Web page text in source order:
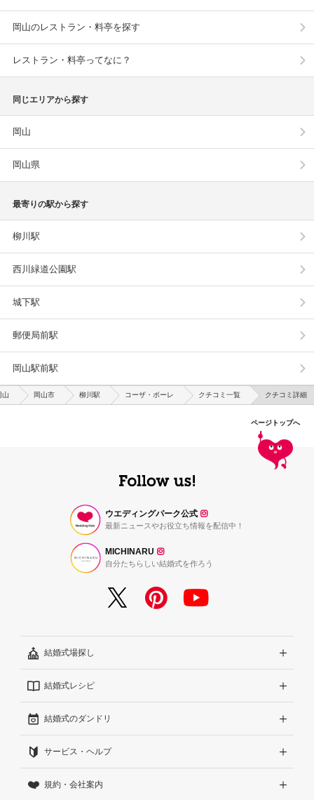
岡山のレストラン・料亭を探す
レストラン・料亭ってなに？
同じエリアから探す
岡山
岡山県
最寄りの駅から探す
柳川駅
西川緑道公園駅
城下駅
郵便局前駅
岡山駅前駅
山 岡山市 柳川駅 コーザ・ボーレ クチコミ一覧 クチコミ詳細
ページトップへ
ウエディングパーク公式
最新ニュースやお役立ち情報を配信中！
MICHINARU
自分たちらしい結婚式を作ろう
結婚式場探し
エリアから探す
こだわりから探す
雰囲気から探す
見積りから探す
結婚式レシピ
結婚式準備レポート『ハナレポ』
結婚式当日の動画『ムビレポ』
結婚式のダンドリ
結婚準備ガイド
Wedding Park Magazine
サービス・ヘルプ
サイトコンセプト
規約・会社案内